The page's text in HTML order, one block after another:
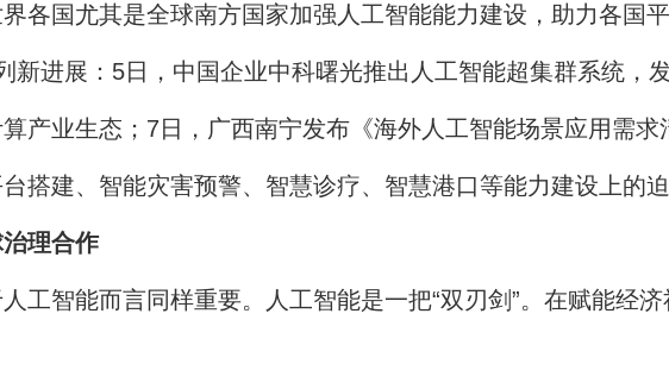
国尤其是全球南方国家加强人工智能能力建设，助力各国平
进展：5日，中国企业中科曙光推出人工智能超集群系统，
产业生态；7日，广西南宁发布《海外人工智能场景应用需
搭建、智能灾害预警、智慧诊疗、智慧港口等能力建设上的迫
理合作
智能而言同样重要。人工智能是一把“双刃剑”。在赋能经